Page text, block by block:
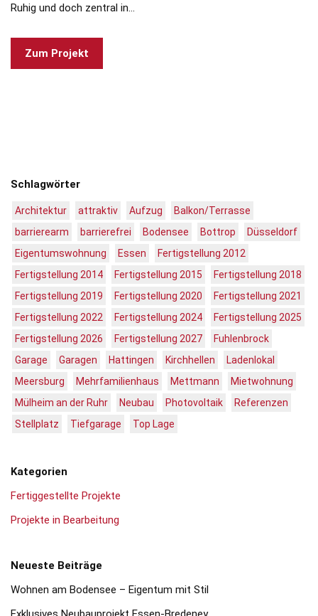
Ruhig und doch zentral in…
Zum Projekt
Schlagwörter
Architektur attraktiv Aufzug
Balkon/Terrasse
barrierearm
barrierefrei Bodensee Bottrop
Düsseldorf
Eigentumswohnung
Essen
Fertigstellung 2012
Fertigstellung 2014
Fertigstellung 2015
Fertigstellung 2018
Fertigstellung 2019
Fertigstellung 2020
Fertigstellung 2021
Fertigstellung 2022
Fertigstellung 2024
Fertigstellung 2025
Fertigstellung 2026
Fertigstellung 2027
Fuhlenbrock
Garage
Garagen Hattingen Kirchhellen
Ladenlokal
Meersburg
Mehrfamilienhaus Mettmann
Mietwohnung
Mülheim an der Ruhr
Neubau Photovoltaik
Referenzen
Stellplatz
Tiefgarage Top Lage
Kategorien
Fertiggestellte Projekte
Projekte in Bearbeitung
Neueste Beiträge
Wohnen am Bodensee – Eigentum mit Stil